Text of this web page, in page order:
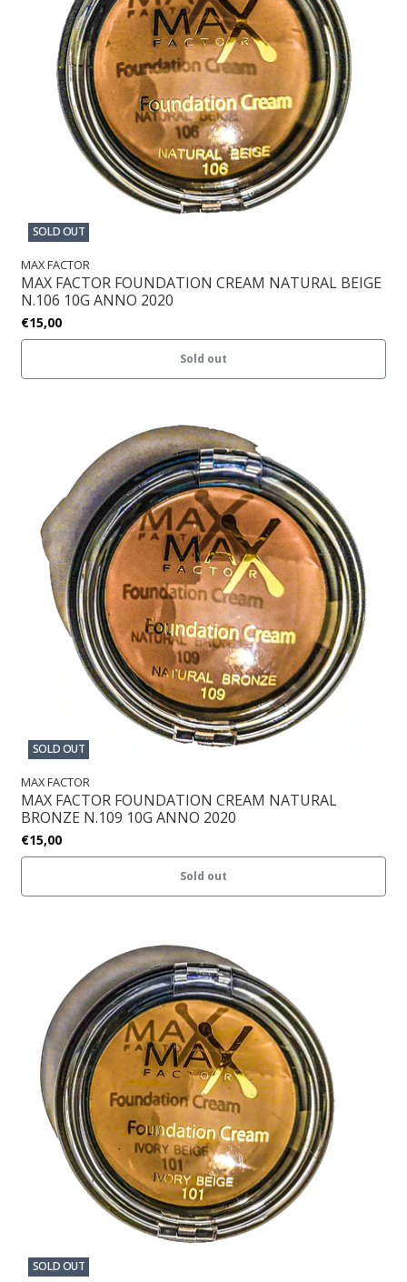
SOLD OUT
MAX FACTOR
MAX FACTOR FOUNDATION CREAM NATURAL BEIGE
N.106 10G ANNO 2020
€15,00
Sold out
SOLD OUT
MAX FACTOR
MAX FACTOR FOUNDATION CREAM NATURAL
BRONZE N.109 10G ANNO 2020
€15,00
Sold out
SOLD OUT